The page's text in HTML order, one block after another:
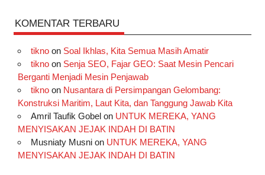
KOMENTAR TERBARU
tiknoon Soal Ikhlas, Kita Semua Masih Amatir
tiknoon Senja SEO, Fajar GEO: Saat Mesin Pencari
Berganti Menjadi Mesin Penjawab
tiknoon Nusantara di Persimpangan Gelombang:
Konstruksi Maritim, Laut Kita, dan Tanggung Jawab Kita
Amril Taufik Gobelon UNTUK MEREKA, YANG
MENYISAKAN JEJAK INDAH DI BATIN
Musniaty Musnion UNTUK MEREKA, YANG
MENYISAKAN JEJAK INDAH DI BATIN